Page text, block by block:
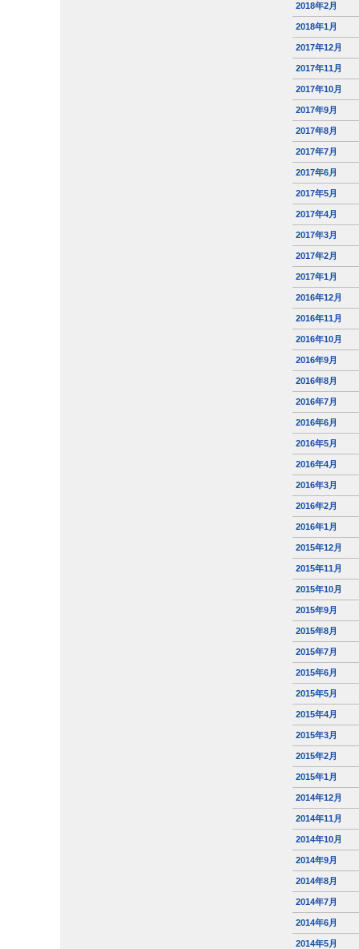
2018年2月
2018年1月
2017年12月
2017年11月
2017年10月
2017年9月
2017年8月
2017年7月
2017年6月
2017年5月
2017年4月
2017年3月
2017年2月
2017年1月
2016年12月
2016年11月
2016年10月
2016年9月
2016年8月
2016年7月
2016年6月
2016年5月
2016年4月
2016年3月
2016年2月
2016年1月
2015年12月
2015年11月
2015年10月
2015年9月
2015年8月
2015年7月
2015年6月
2015年5月
2015年4月
2015年3月
2015年2月
2015年1月
2014年12月
2014年11月
2014年10月
2014年9月
2014年8月
2014年7月
2014年6月
2014年5月